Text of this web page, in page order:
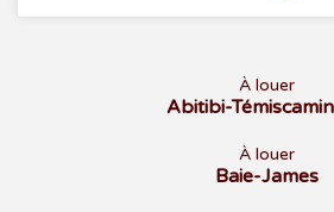
À louer
Abitibi-
À louer
Baie-James